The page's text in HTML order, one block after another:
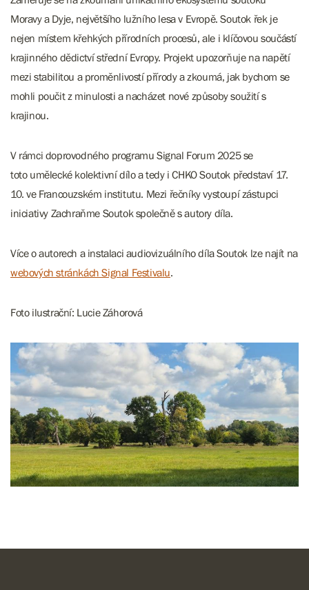
Moravy a Dyje, největšího lužního lesa v Evropě. Soutok řek je
nejen místem křehkých přírodních procesů, ale i klíčovou součástí
krajinného dědictví střední Evropy. Projekt upozorňuje na napětí
mezi stabilitou a proměnlivostí přírody a zkoumá, jak bychom se
mohli poučit z minulosti a nacházet nové způsoby soužití s
krajinou.
V rámci doprovodného programu Signal Forum 2025 se
toto umělecké kolektivní dílo a tedy i CHKO Soutok představí 17.
10. ve Francouzském institutu. Mezi řečníky vystoupí zástupci
iniciativy Zachraňme Soutok společně s autory díla.
Více o autorech a instalaci audiovizuálního díla Soutok lze najít na
webových stránkách Signal Festivalu.
Foto ilustrační: Lucie Záhorová